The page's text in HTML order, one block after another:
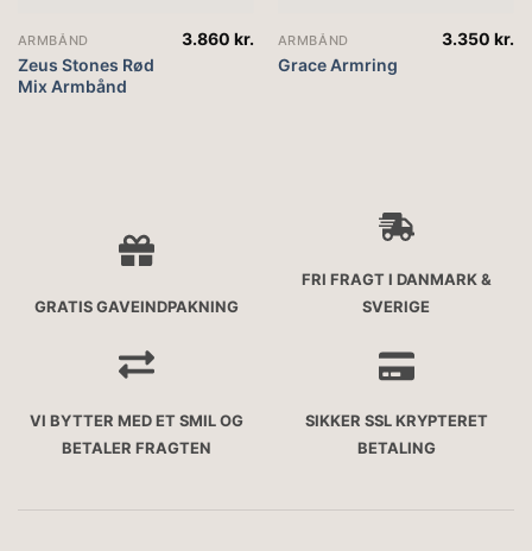
ARMBÅND
Zeus Stones Rød
Mix Armbånd
3.860kr. ARMBÅND
Grace Armring
3.350kr.
GRATIS GAVEINDPAKNING
FRI FRAGT I DANMARK &
SVERIGE
VI BYTTER MED ET SMIL OG
BETALER FRAGTEN
SIKKER SSL KRYPTERET
BETALING